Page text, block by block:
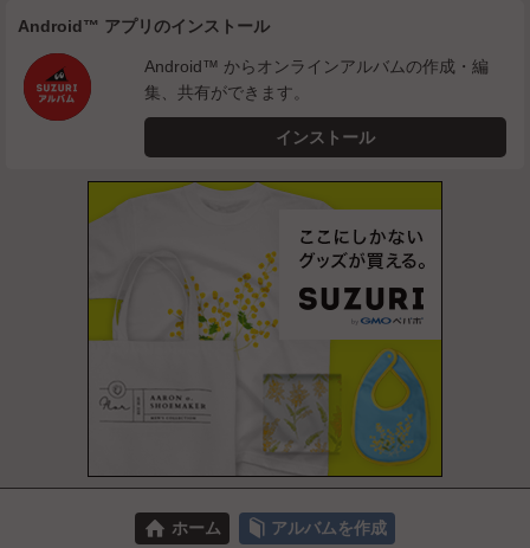
Android™ アプリのインストール
Android™ からオンラインアルバムの作成・編
集、共有ができます。
インストール
⌂ ホーム 📕 アルバムを作成